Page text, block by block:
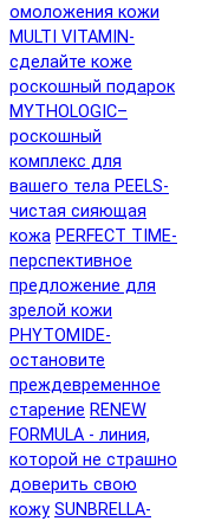
омоложения кожи
MULTI VITAMIN-
сделайте коже
роскошный подарок
MYTHOLOGIC–
роскошный
комплекс для
вашего тела PEELS-
чистая сияющая
кожа PERFECT TIME-
перспективное
предложение для
зрелой кожи
PHYTOMIDE-
остановите
преждевременное
старение RENEW
FORMULA - линия,
которой не страшно
доверить свою
кожу SUNBRELLA-